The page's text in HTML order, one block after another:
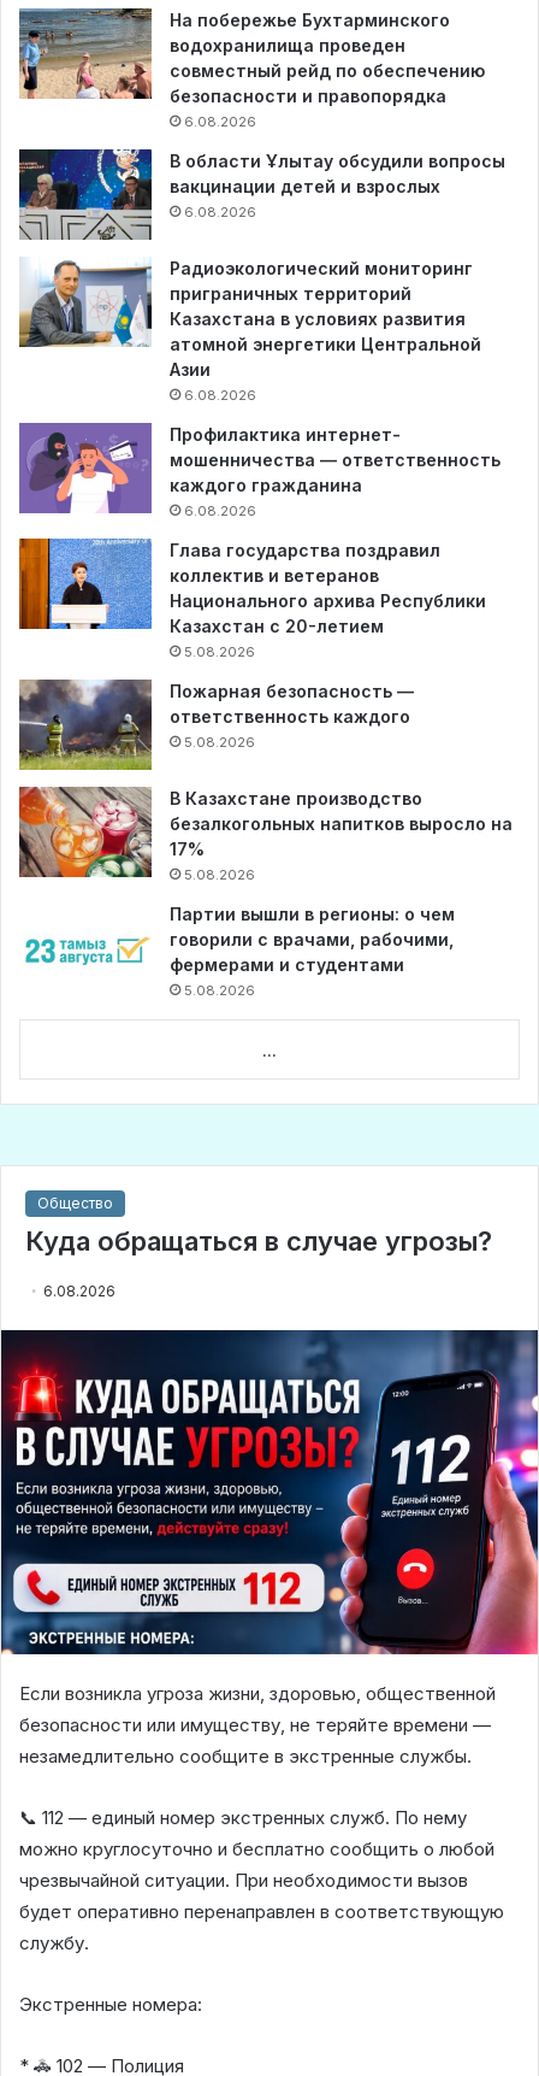
На побережье Бухтарминского
водохранилища проведен
совместный рейд по обеспечению
безопасности и правопорядка
6.08.2026
В области Ұлытау обсудили вопросы
вакцинации детей и взрослых
6.08.2026
Радиоэкологический мониторинг
приграничных территорий
Казахстана в условиях развития
атомной энергетики Центральной
Азии
6.08.2026
Профилактика интернет-
мошенничества — ответственность
каждого гражданина
6.08.2026
Глава государства поздравил
коллектив и ветеранов
Национального архива Республики
Казахстан с 20-летием
5.08.2026
Пожарная безопасность —
ответственность каждого
5.08.2026
В Казахстане производство
безалкогольных напитков выросло на
17%
5.08.2026
Партии вышли в регионы: о чем
говорили с врачами, рабочими,
фермерами и студентами
5.08.2026
...